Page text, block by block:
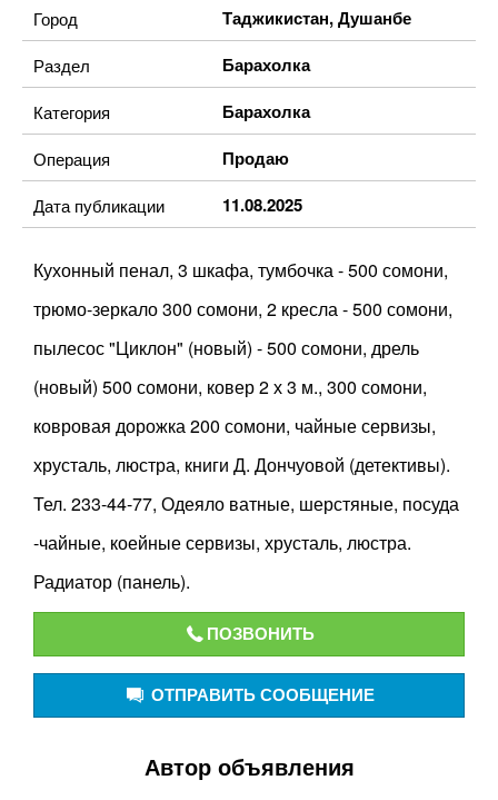
Город Таджикистан,Душанбе
Раздел Барахолка
Категория Барахолка
Операция Продаю
Дата публикации 11.08.2025
Кухонный пенал, 3 шкафа, тумбочка - 500 сомони,
трюмо-зеркало 300 сомони, 2 кресла - 500 сомони,
пылесос "Циклон" (новый) - 500 сомони, дрель
(новый) 500 сомони, ковер 2 х 3 м., 300 сомони,
ковровая дорожка 200 сомони, чайные сервизы,
хрусталь, люстра, книги Д. Дончуовой (детективы).
Тел. 233-44-77, Одеяло ватные, шерстяные, посуда
-чайные, коейные сервизы, хрусталь, люстра.
Радиатор (панель).
ПОЗВОНИТЬ
ОТПРАВИТЬ СООБЩЕНИЕ
Автор объявления